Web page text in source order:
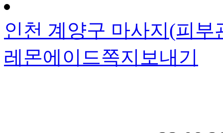
인천 계양구 마사지(피
레몬에이드쪽지보내기